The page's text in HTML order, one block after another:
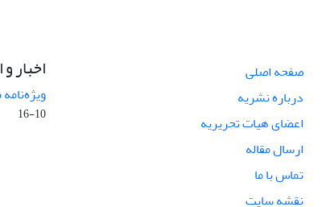
صفحه اصلی
درباره نشریه
اعضای هیات تحریریه
ارسال مقاله
تماس با ما
نقشه سایت
اخبار
10-16